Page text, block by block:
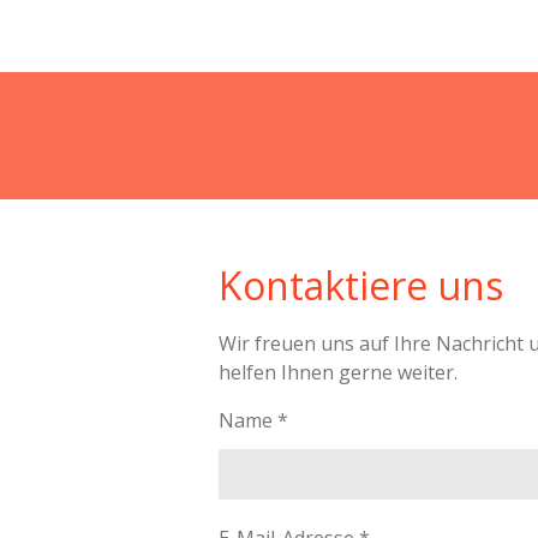
Kontaktiere uns
Wir freuen uns auf Ihre Nachricht
helfen Ihnen gerne weiter.
Name *